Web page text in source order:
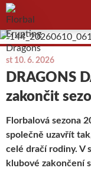
Florbal Erupting
st 10. 6. 2026
DRAGONS
zakončit
Florbalová sezona
společně uzavřít
celé dračí rodiny. V
klubové zakončení